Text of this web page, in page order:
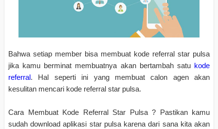
Bahwa setiap member bisa membuat kode referral star pulsa
jika kamu berminat membuatnya akan bertambah satu kode
referral. Hal seperti ini yang membuat calon agen akan
kesulitan mencari kode referral star pulsa.
Cara Membuat Kode Referral Star Pulsa ? Pastikan kamu
sudah download aplikasi star pulsa karena dari sana kita akan